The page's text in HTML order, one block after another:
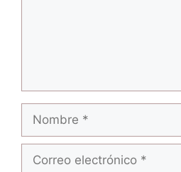
Nombre
Correo